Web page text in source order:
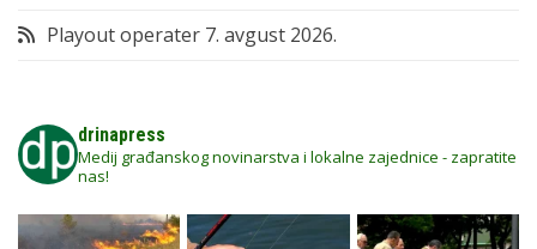
Playout operater 7. avgust 2026.
drinapress
Medij građanskog novinarstva i lokalne zajednice - zapratite
nas!